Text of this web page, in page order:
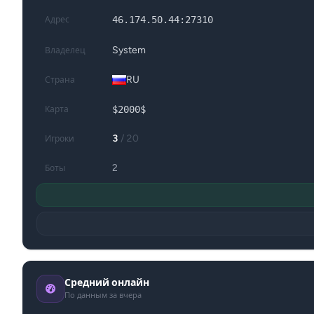
Адрес 46.174.50.44:27310
Владелец System
Страна RU
Карта $2000$
Игроки 3 / 20
Боты 2
Средний онлайн
По данным за вчера